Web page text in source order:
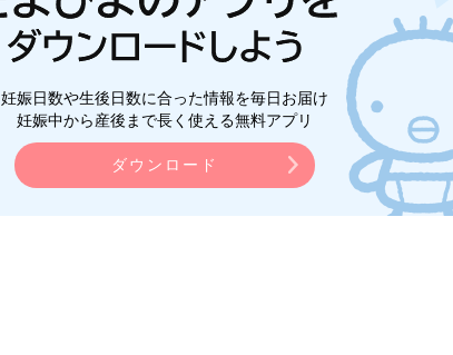
妊娠日数や生後日数に合った情報を毎日お届け
妊娠中から産後まで長く使える無料アプリ
ダウンロード